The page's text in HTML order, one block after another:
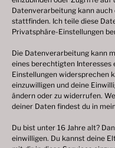
Datenverarbeitung kann
stattfinden. Ich teile diese
Privatsphäre-Einstellungen
Die Datenverarbeitung kann
eines berechtigten Interesses
Einstellungen widersprechen
einzuwilligen und deine
ändern oder zu widerrufen.
deiner Daten findest du in
Du bist unter 16 Jahre alt?
einwilligen. Du kannst deine
Beitrag
Fotogalerie 2018
© 2003 – 2025
|Cookie-Richtlinie EU